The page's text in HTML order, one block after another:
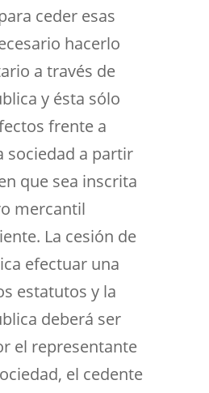
ceder esas
hacerlo
a través de
y ésta sólo
frente a
sociedad a partir
que sea inscrita
mercantil
La cesión de
efectuar una
estatutos y la
deberá ser
el representante
el cedente